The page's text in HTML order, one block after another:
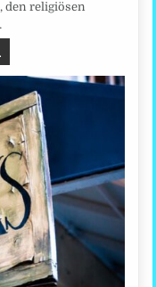
den religiösen